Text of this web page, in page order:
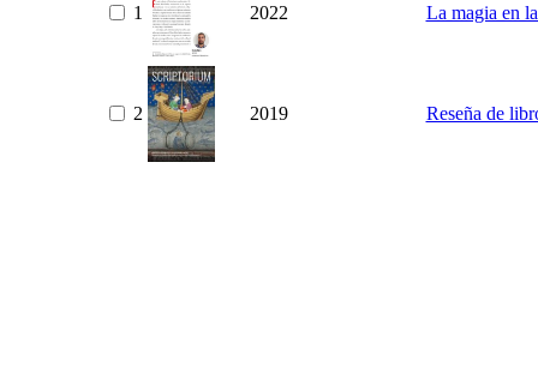
1 2022 La magia en
2 2019 Reseña de